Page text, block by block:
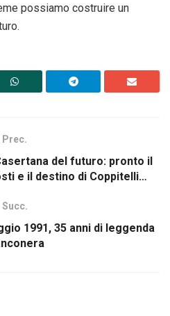
possiamo costruire un
Prec.
del futuro: pronto il
e il destino di Coppitelli…
Succ.
1991, 35 anni di leggenda